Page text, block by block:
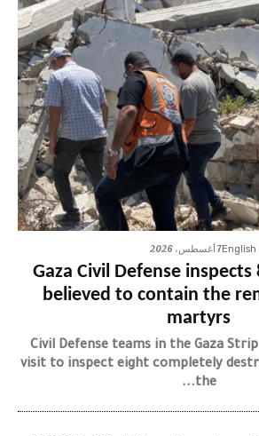
English7 أغسطس، 2026
Gaza Civil Defense
believed to contain the
martyrs
Civil Defense teams in the Gaza
visit to inspect eight completely
the...